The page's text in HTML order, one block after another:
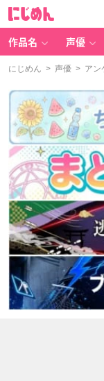
作品名 声優
にじめん > 声優 > アン